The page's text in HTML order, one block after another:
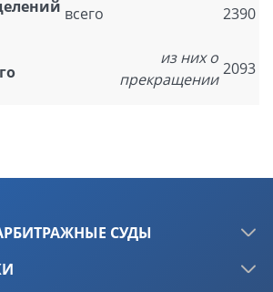
всего 2390
из них о
прекращении
2093
СУДЫ